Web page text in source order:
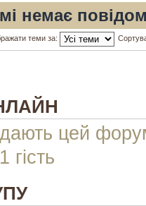
немає
теми за:
цей
гість